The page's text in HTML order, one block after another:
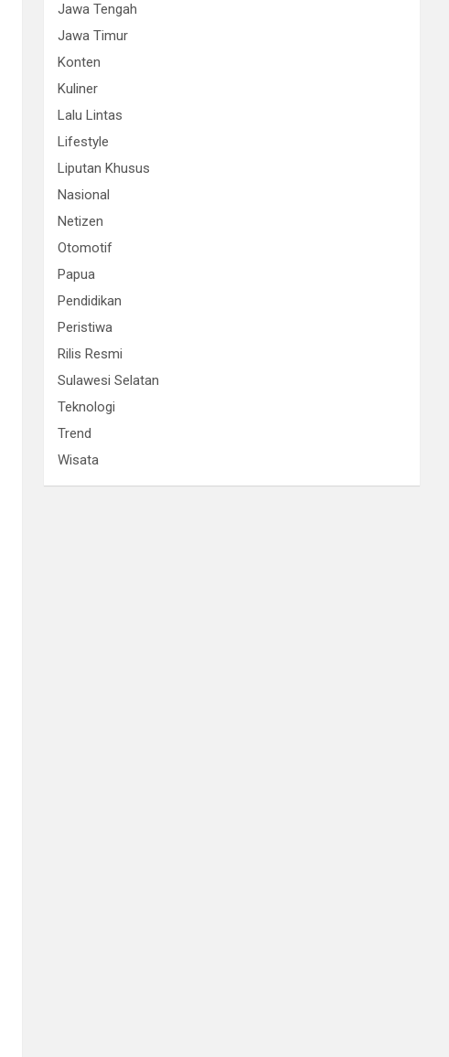
Jawa Tengah
Jawa Timur
Konten
Kuliner
Lalu Lintas
Lifestyle
Liputan Khusus
Nasional
Netizen
Otomotif
Papua
Pendidikan
Peristiwa
Rilis Resmi
Sulawesi Selatan
Teknologi
Trend
Wisata